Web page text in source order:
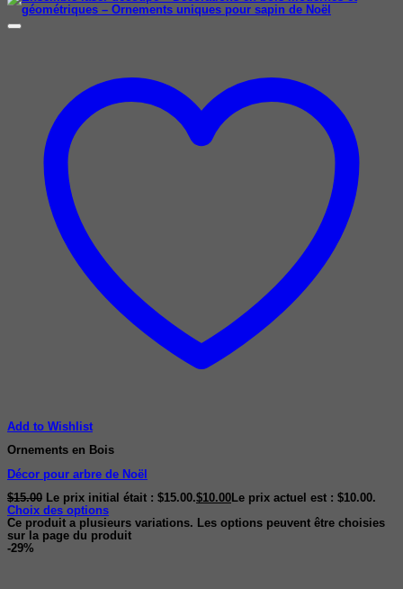
Add to Wishlist
Ornements en Bois
Décor pour arbre de Noël
$15.00 Le prix initial était : $15.00.$10.00 Le prix actuel est : $10.00.
Choix des options
Ce produit a plusieurs variations. Les options peuvent être choisies
sur la page du produit
-29%